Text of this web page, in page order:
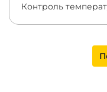
Контроль